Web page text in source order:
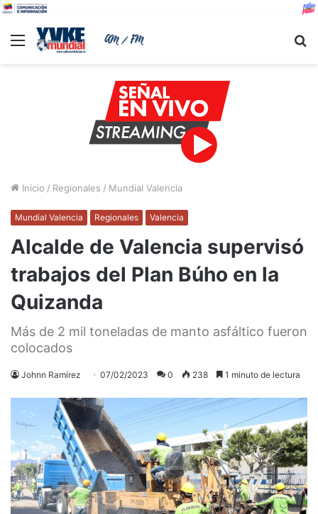
Menu
Inicio / Regionales / Mundial Valencia
Mundial Valencia Regionales Valencia
Alcalde de Valencia supervisó
trabajos del Plan Búho en la
Quizanda
Más de 2 mil toneladas de manto asfáltico fueron
colocados
Johnn Ramírez 07/02/2023 0 238 1 minuto de lectura